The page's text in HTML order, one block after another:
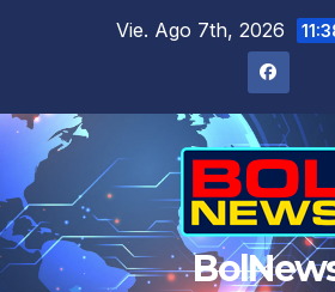
Vie. Ago 7th, 2026